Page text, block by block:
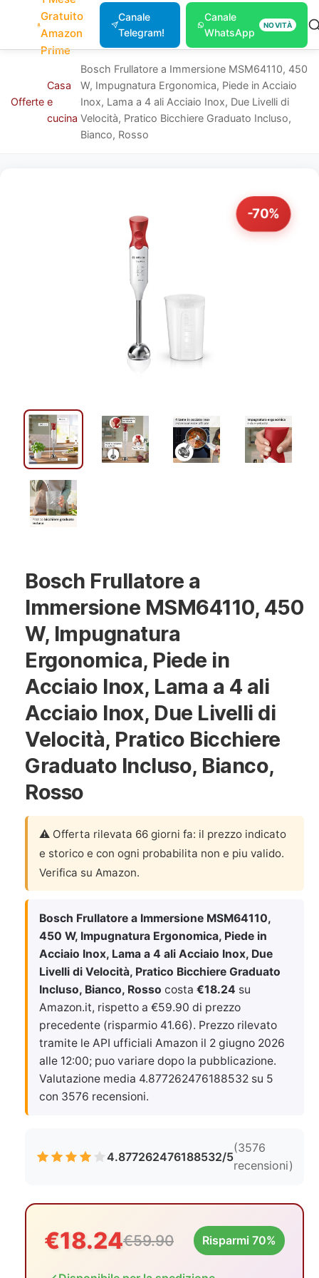
Gratuito
Amazon
Prime
Canale
Telegram!
Canale
WhatsApp
NOVITÀ
Offerte
Casa
e
cucina
Bosch Frullatore a Immersione MSM64110, 450
W, Impugnatura Ergonomica, Piede in Acciaio
Inox, Lama a 4 ali Acciaio Inox, Due Livelli di
Velocità, Pratico Bicchiere Graduato Incluso,
Bianco, Rosso
-70%
Bosch Frullatore a
Immersione MSM64110, 450
W, Impugnatura
Ergonomica, Piede in
Acciaio Inox, Lama a 4 ali
Acciaio Inox, Due Livelli di
Velocità, Pratico Bicchiere
Graduato Incluso, Bianco,
Rosso
⚠️ Offerta rilevata 66 giorni fa: il prezzo indicato
e storico e con ogni probabilita non e piu valido.
Verifica su Amazon.
Bosch Frullatore a Immersione MSM64110,
450 W, Impugnatura Ergonomica, Piede in
Acciaio Inox, Lama a 4 ali Acciaio Inox, Due
Livelli di Velocità, Pratico Bicchiere Graduato
Incluso, Bianco, Rosso costa €18.24 su
Amazon.it, rispetto a €59.90 di prezzo
precedente (risparmio 41.66). Prezzo rilevato
tramite le API ufficiali Amazon il 2 giugno 2026
alle 12:00; puo variare dopo la pubblicazione.
Valutazione media 4.877262476188532 su 5
con 3576 recensioni.
4.877262476188532/5
(3576
recensioni)
€18.24€59.90 Risparmi 70%